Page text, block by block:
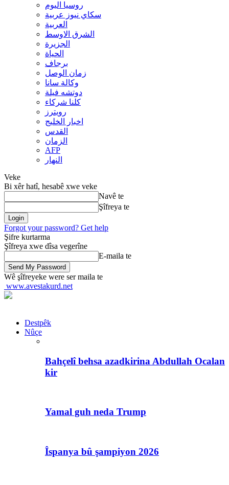
روسیا الیوم
سكاي نيوز عربية
العربية
الشرق الاوسط
الجزيرة
الحیاة
برجاف
زمان الوصل
وکالة سانا
دوتشه فیلة
کلنا شرکاء
رويترز
اخبار الخلیج
القدس
الزمان
AFP
النهار
Veke
Bi xêr hatî, hesabê xwe veke
Navê te
Şîfreya te
Forgot your password? Get help
Şifre kurtarma
Şîfreya xwe dîsa vegerîne
E-maila te
Wê şîfreyeke were ser maila te
www.avestakurd.net
Destpêk
Nûçe
Bahçelî behsa azadkirina Abdullah Ocalan
kir
Yamal guh neda Trump
Îspanya bû şampiyon 2026